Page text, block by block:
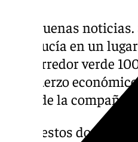
«Son buenas
Andalucía en un
ese corredor verde
al esfuerzo
parte de la
Sobre estos dos